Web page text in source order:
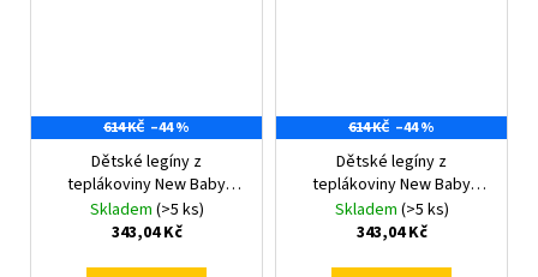
614 KČ –44 %
Dětské legíny z
teplákoviny New Baby
Kindergarten beige
116/122
Skladem (>5 ks)
343,04 Kč
614 KČ –44 %
Dětské legíny z
teplákoviny New Baby
Kindergarten green
116/122
Skladem (>5 ks)
343,04 Kč